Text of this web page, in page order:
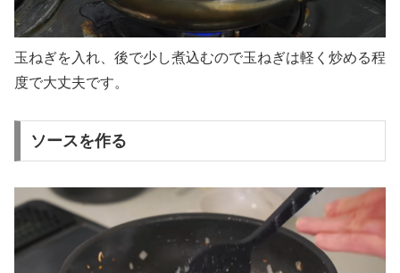
玉ねぎを入れ、後で少し煮込むので玉ねぎは軽く炒める程
度で大丈夫です。
ソースを作る